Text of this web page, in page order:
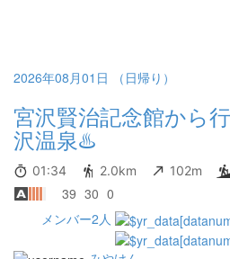
2026年08月01日 （日帰り）
宮沢賢治記念館から
沢温泉♨️
01:34 2.0km 102m
39 30 0
メンバー2人